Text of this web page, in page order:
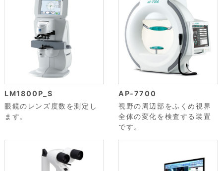
LM1800P_S
眼鏡のレンズ度数を測定し
ます。
AP-7700
視野の周辺部をふくめ視界
全体の変化を検査する装置
です。